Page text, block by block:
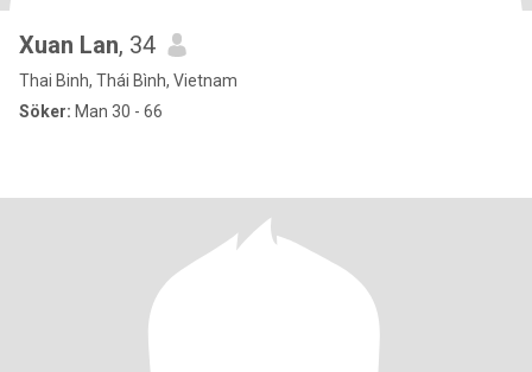
Xuan Lan, 34
Thai Binh, Thái Bình, Vietnam
Söker: Man 30 - 66